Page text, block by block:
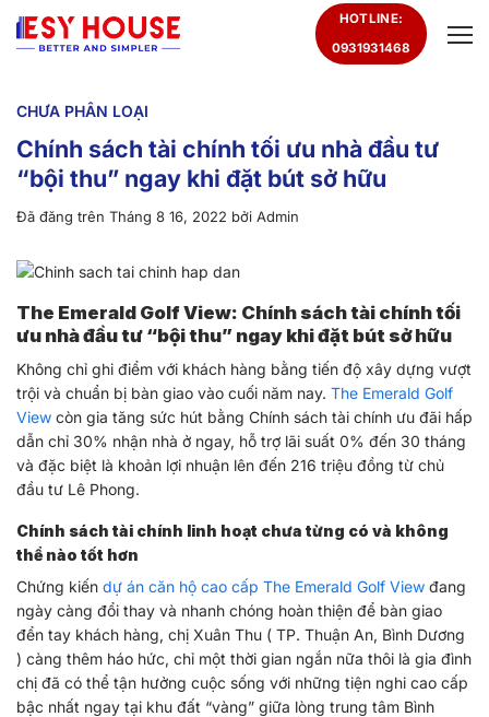
đến
HOTLINE:
0931931468
CHƯA PHÂN LOẠI
Chính sách tài chính tối ưu nhà đầu tư
“bội thu” ngay khi đặt bút sở hữu
Đã đăng trên Tháng 8 16, 2022 bởi Admin
The Emerald Golf View: Chính sách tài chính tối
ưu nhà đầu tư “bội thu” ngay khi đặt bút sở hữu
Không chỉ ghi điểm với khách hàng bằng tiến độ xây dựng vượt
trội và chuẩn bị bàn giao vào cuối năm nay. The Emerald Golf
View còn gia tăng sức hút bằng Chính sách tài chính ưu đãi hấp
dẫn chỉ 30% nhận nhà ở ngay, hỗ trợ lãi suất 0% đến 30 tháng
và đặc biệt là khoản lợi nhuận lên đến 216 triệu đồng từ chủ
đầu tư Lê Phong.
Chính sách tài chính linh hoạt chưa từng có và không
thể nào tốt hơn
Chứng kiến dự án căn hộ cao cấp The Emerald Golf View đang
ngày càng đổi thay và nhanh chóng hoàn thiện để bàn giao
đển tay khách hàng, chị Xuân Thu ( TP. Thuận An, Bình Dương
) càng thêm háo hức, chỉ một thời gian ngắn nữa thôi là gia đình
chị đã có thể tận hưởng cuộc sống với những tiện nghi cao cấp
bậc nhất ngay tại khu đất “vàng” giữa lòng trung tâm Bình